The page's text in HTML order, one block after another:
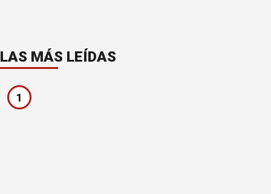
LAS MÁS LEÍDAS
1